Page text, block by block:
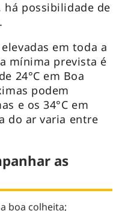
há possibilidade de
em toda a
mínima prevista é
24°C em Boa
podem
e os 34°C em
do ar varia entre
as
boa colheita;